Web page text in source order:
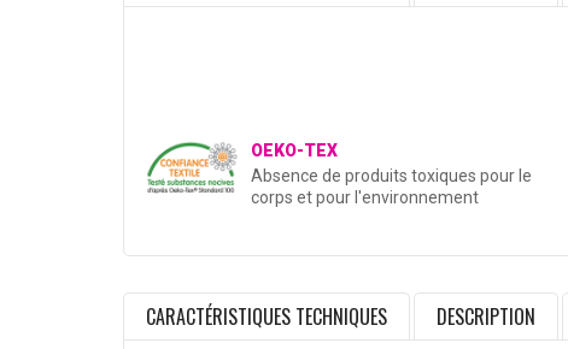
OEKO-TEX
Absence de produits toxiques pour le
corps et pour l'environnement
CARACTÉRISTIQUES TECHNIQUES DESCRIPTION